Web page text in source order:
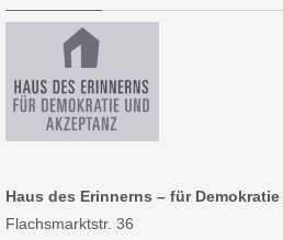
Haus des Erinnerns – für
Flachsmarktstr. 36